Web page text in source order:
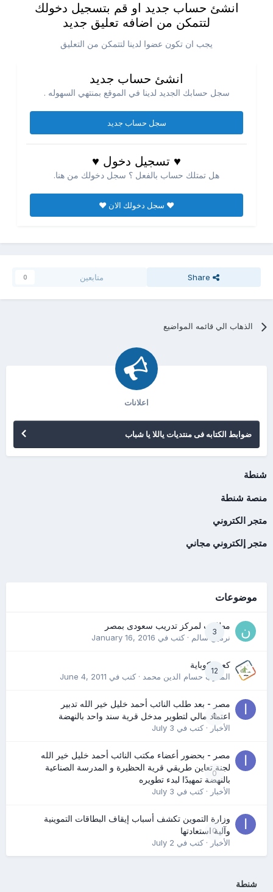
انشئ حساب جديد او قم بتسجيل دخولك
لتتمكن من اضافه تعليق جديد
يجب ان تكون عضوا لدينا لتتمكن من التعليق
انشئ حساب جديد
سجل حسابك الجديد لدينا في الموقع بمنتهي السهوله .
سجل حساب جديد
♥ تسجيل دخول ♥
هل تمتلك حساب بالفعل ؟ سجل دخولك من هنا.
♥ سجل دخولك الان ♥
Share متابعين 0
الذهاب الي قائمه المواضيع
اعلانات
ضوابط الكتابه فى منتديات ياللا يا شباب
شنطة
منصة شنطة
متجر الكتروني
متجر إلكتروني مجاني
موضوعات
3
مطلوب لمركز تدريب سعودى بمصر
نرمين سالم· كتب في January 16, 2016
12
كعب كوباية
المدرب حسام الدين محمد· كتب في June 4, 2011
0
مصر - بعد طلب النائب أحمد خليل خير الله تدبير
اعتماد مالي لتطوير مدخل قرية سند واحد بالنهضة
الأخبار· كتب في July 3
0
مصر - بحضور أعضاء مكتب النائب أحمد خليل خير الله
لجنة تعاين طريقي قرية الحظيرة و المدرسة الصناعية
بالنهضة تمهيدًا لبدء تطويره
الأخبار· كتب في July 3
0
وزارة التموين تكشف أسباب إيقاف البطاقات التموينية
وآلية استعادتها
الأخبار· كتب في July 2
شنطة